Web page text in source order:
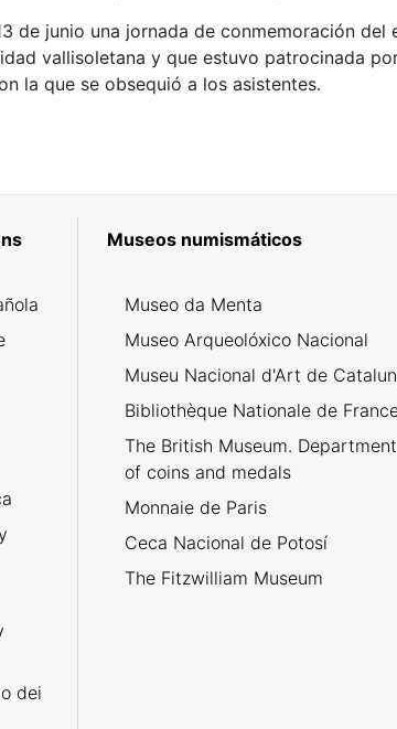
de junio una jornada de conmemoración
vallisoletana y que estuvo patrocinada
la que se obsequió a los asistentes.
dei
Museos numismáticos
Museo da Menta
Museo Arqueolóxico Nacional
Museu Nacional d'Art de
Bibliothèque Nationale de
The British Museum. Department
of coins and medals
Monnaie de Paris
Ceca Nacional de Potosí
The Fitzwilliam Museum